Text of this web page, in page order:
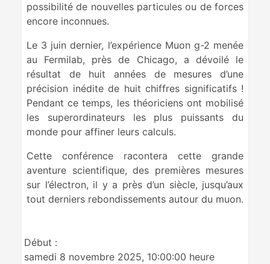
possibilité de nouvelles particules ou de forces
encore inconnues.
Le 3 juin dernier, l’expérience Muon g-2 menée
au Fermilab, près de Chicago, a dévoilé le
résultat de huit années de mesures d’une
précision inédite de huit chiffres significatifs !
Pendant ce temps, les théoriciens ont mobilisé
les superordinateurs les plus puissants du
monde pour affiner leurs calculs.
Cette conférence racontera cette grande
aventure scientifique, des premières mesures
sur l’électron, il y a près d’un siècle, jusqu’aux
tout derniers rebondissements autour du muon.
Début :
samedi 8 novembre 2025, 10:00:00 heure